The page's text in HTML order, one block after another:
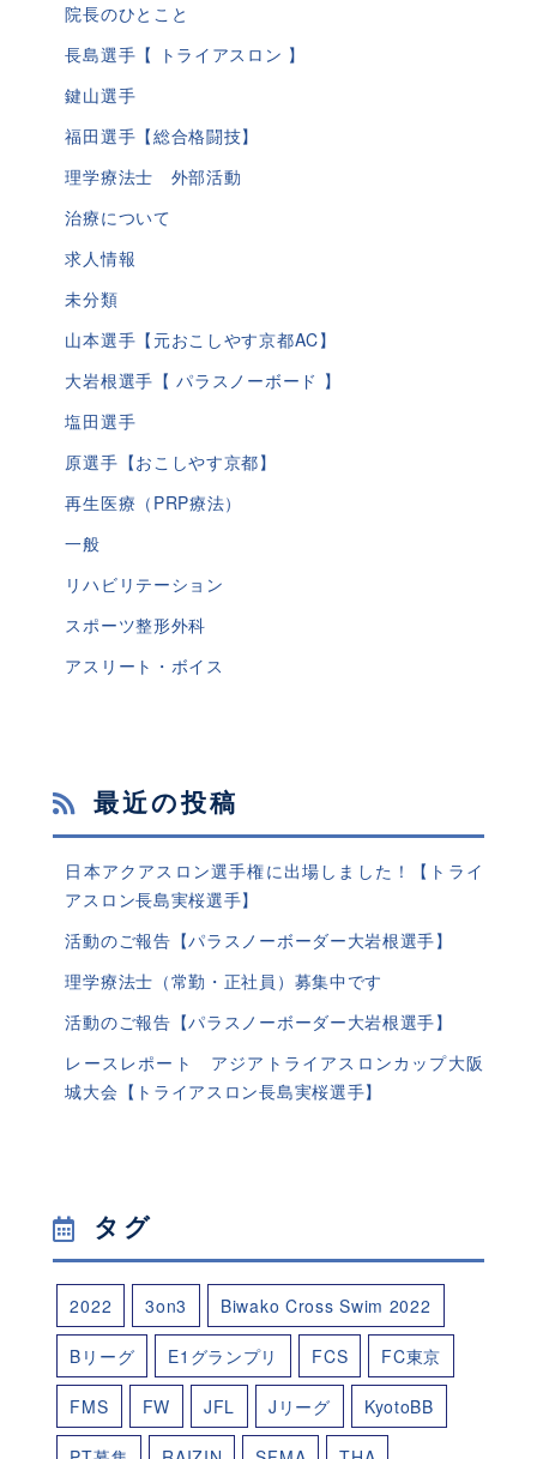
院長のひとこと
長島選手【 トライアスロン 】
鍵山選手
福田選手【総合格闘技】
理学療法士 外部活動
治療について
求人情報
未分類
山本選手【元おこしやす京都AC】
大岩根選手【 パラスノーボード 】
塩田選手
原選手【おこしやす京都】
再生医療（PRP療法）
一般
リハビリテーション
スポーツ整形外科
アスリート・ボイス
最近の投稿
日本アクアスロン選手権に出場しました！【トライ
アスロン長島実桜選手】
活動のご報告【パラスノーボーダー大岩根選手】
理学療法士（常勤・正社員）募集中です
活動のご報告【パラスノーボーダー大岩根選手】
レースレポート アジアトライアスロンカップ大阪
城大会【トライアスロン長島実桜選手】
タグ
2022 3on3 Biwako Cross Swim 2022
Bリーグ E1グランプリ FCS FC東京
FMS FW JFL Jリーグ KyotoBB